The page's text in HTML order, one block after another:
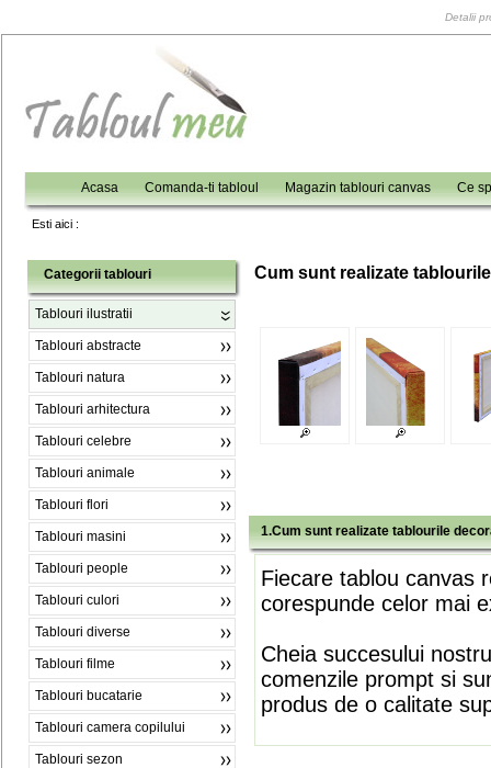
Detalii
Acasa Comanda-ti tabloul Magazin tablouri canvas Ce
Esti aici :
Categorii tablouri
Tablouri ilustratii
Tablouri abstracte
Tablouri natura
Tablouri arhitectura
Tablouri celebre
Tablouri animale
Tablouri flori
Tablouri masini
Tablouri people
Tablouri culori
Tablouri diverse
Tablouri filme
Tablouri bucatarie
Tablouri camera copilului
Tablouri sezon
Cum sunt realizate
1.Cum sunt realizate tablourile
Fiecare tablou canvas
corespunde celor mai
Cheia succesului
comenzile prompt si
produs de o calitate